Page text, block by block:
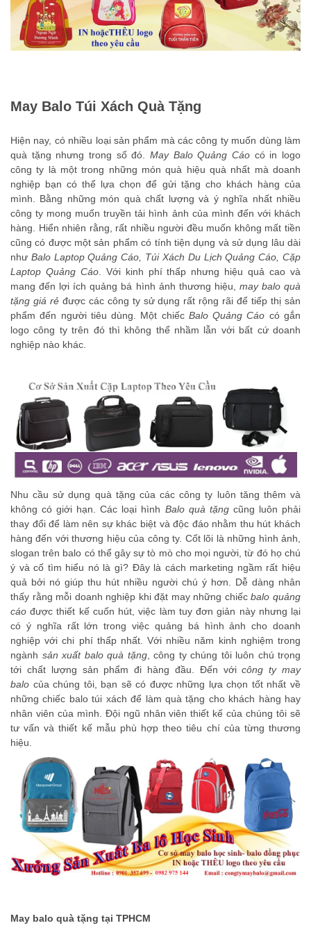
May Balo Túi Xách Quà Tặng
Hiện nay, có nhiều loại sản phẩm mà các công ty muốn dùng làm
quà tặng nhưng trong số đó. May Balo Quảng Cáo có in logo
công ty là một trong những món quà hiệu quà nhất mà doanh
nghiệp bạn có thể lựa chọn để gửi tặng cho khách hàng của
mình. Bằng những món quà chất lượng và ý nghĩa nhất nhiều
công ty mong muốn truyền tải hình ảnh của mình đến với khách
hàng. Hiển nhiên rằng, rất nhiều người đều muốn không mất tiền
cũng có được một sản phẩm có tính tiện dụng và sử dụng lâu dài
như Balo Laptop Quảng Cáo, Túi Xách Du Lịch Quảng Cáo,Cặp
Laptop Quảng Cáo. Với kinh phí thấp nhưng hiệu quả cao và
mang đến lợi ích quảng bá hình ảnh thương hiệu, may balo quà
tặng giá rẻđược các công ty sử dụng rất rộng rãi để tiếp thị sản
phẩm đến người tiêu dùng. Một chiếc Balo Quảng Cáo có gắn
logo công ty trên đó thì không thể nhầm lẫn với bất cứ doanh
nghiệp nào khác.
Nhu cầu sử dụng quà tặng của các công ty luôn tăng thêm và
không có giới hạn. Các loại hình Balo quà tặngcũng luôn phải
thay đổi để làm nên sự khác biệt và độc đáo nhằm thu hút khách
hàng đến với thương hiệu của công ty. Cốt lõi là những hình ảnh,
slogan trên balo có thể gây sự tò mò cho mọi người, từ đó họ chú
ý và cố tìm hiểu nó là gì? Đây là cách marketing ngầm rất hiệu
quả bởi nó giúp thu hút nhiều người chú ý hơn. Dễ dàng nhân
thấy rằng mỗi doanh nghiệp khi đặt may những chiếcbalo quảng
cáo được thiết kế cuốn hút, việc làm tuy đơn giản này nhưng lại
có ý nghĩa rất lớn trong việc quảng bá hình ảnh cho doanh
nghiệp với chi phí thấp nhất. Với nhiều năm kinh nghiệm trong
ngành sản xuất balo quà tặng, công ty chúng tôi luôn chú trọng
tới chất lượng sản phẩm đi hàng đầu. Đến với công ty may
balo của chúng tôi, bạn sẽ có được những lựa chọn tốt nhất về
những chiếc balo túi xách để làm quà tặng cho khách hàng hay
nhân viên của mình. Đội ngũ nhân viên thiết kế của chúng tôi sẽ
tư vấn và thiết kế mẫu phù hợp theo tiêu chí của từng thương
hiệu.
May balo quà tặng tại TPHCM